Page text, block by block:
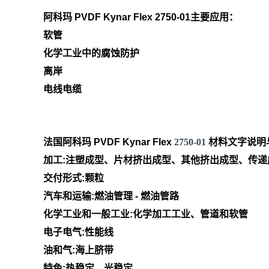
阿科玛 PVDF Kynar Flex 2750-01主要应用：
软管
化学工业中的腐蚀防护
离岸
电线电缆
法国阿科玛 PVDF Kynar Flex 2750-01 材料文字说明
加工:注塑成型、片材挤出成型、其他挤出成型、传递
交付形式:颗粒
汽车和运输:燃油管理 - 燃油管路
化学工业和一般工业:化学加工工业、管道和软管
电子电气:性能线
油和气:海上脐带